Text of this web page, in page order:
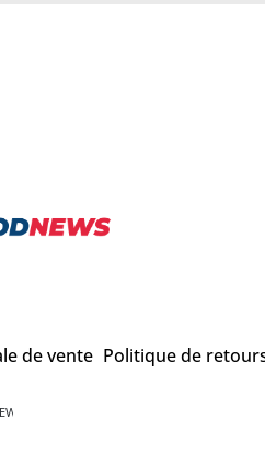
de vente Politique de
2022 - *CrossFit® est une marque